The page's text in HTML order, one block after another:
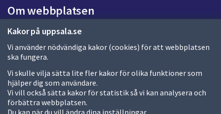
Kakor på uppsala.se
Vi använder nödvändiga kakor (cookies) för att webbplatsen
ska fungera.
Vi skulle vilja sätta lite fler kakor för olika funktioner som
hjälper dig som användare.
Vi vill också sätta kakor för statistik så vi kan analysera och
förbättra webbplatsen.
Du kan när du vill ändra dina inställningar.
d
a
Om webbplatsen
Om webbplatsen
Allmänna handlingar och diarium
Behandling av personuppgifter
Kakor
Språk (other languages)